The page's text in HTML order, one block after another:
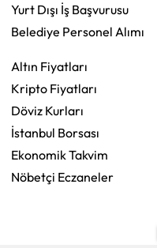
Yurt Dışı İş Başvurusu
Belediye Personel Alımı
Altın Fiyatları
Kripto Fiyatları
Döviz Kurları
İstanbul Borsası
Ekonomik Takvim
Nöbetçi Eczaneler